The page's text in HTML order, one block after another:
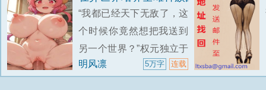
“我都已经天下无敌了，这
个时候你竟然想把我送到
另一个世界？”权元独立于
天际，看着眼前这个不知
明风凛 连载
5万字